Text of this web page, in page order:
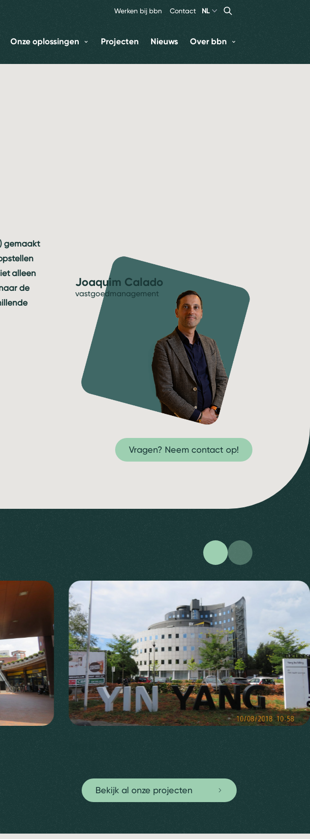
Werken bij bbn Contact NL Search
Zoeken
Onze oplossingen Projecten Nieuws Over bbn
gemaakt
alleen
de
Joaquim Calado
vastgoedmanagement
Vragen? Neem contact op!
Bekijk al onze projecten